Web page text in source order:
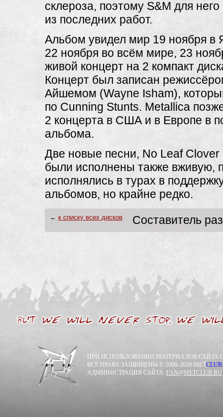
склероза, поэтому S&M для
из последних работ.
Альбом увидел мир 19 ноября в
22 ноября во всём мире, 23
живой концерт на 2 компакт
Концерт был записан
Айшемом (Wayne Isham),
по Cunning Stunts. Metallica
2 концерта в США и в Европе в
альбома.
Две новые песни, No Leaf Clover
были исполнены также вживую,
исполнялись в турах в
альбомов, но крайне редко.
← к списку всех дисков Составитель
ПРИ ИСПОЛЬЗОВАНИИ МАТЕРИАЛОВ САЙТА
ВСЕ ПРАВА ЗАЩИЩЕНЫ © 2000–2026 METCLUB.
АДМИНИСТРАЦИЯ САЙТА: FAN@METCLUB.RU